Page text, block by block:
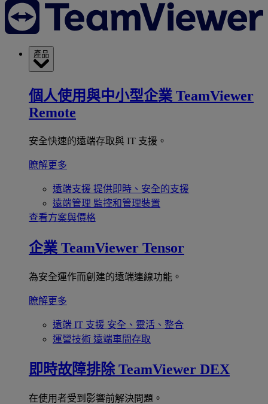
產品
個人使用與中小型企業 TeamViewer
Remote
安全快速的遠端存取與 IT 支援。
瞭解更多
遠端支援 提供即時、安全的支援
遠端管理 監控和管理裝置
查看方案與價格
企業 TeamViewer Tensor
為安全運作而創建的遠端連線功能。
瞭解更多
遠端 IT 支援 安全、靈活、整合
運營技術 遠端車間存取
即時故障排除 TeamViewer DEX
在使用者受到影響前解決問題。